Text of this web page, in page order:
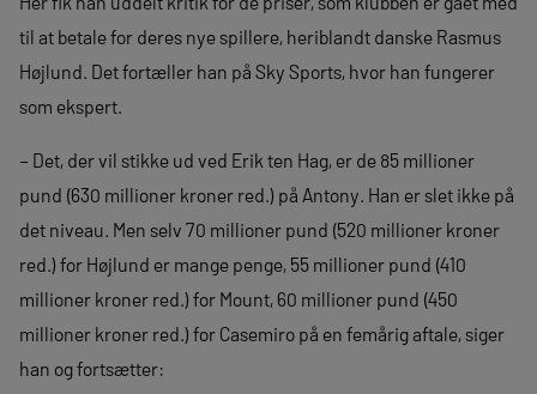
til at betale for deres nye spillere, heriblandt danske Rasmus
Højlund. Det fortæller han på Sky Sports, hvor han fungerer
som ekspert.
– Det, der vil stikke ud ved Erik ten Hag, er de 85 millioner
pund (630 millioner kroner red.) på Antony. Han er slet ikke på
det niveau. Men selv 70 millioner pund (520 millioner kroner
red.) for Højlund er mange penge, 55 millioner pund (410
millioner kroner red.) for Mount, 60 millioner pund (450
millioner kroner red.) for Casemiro på en femårig aftale, siger
han og fortsætter: